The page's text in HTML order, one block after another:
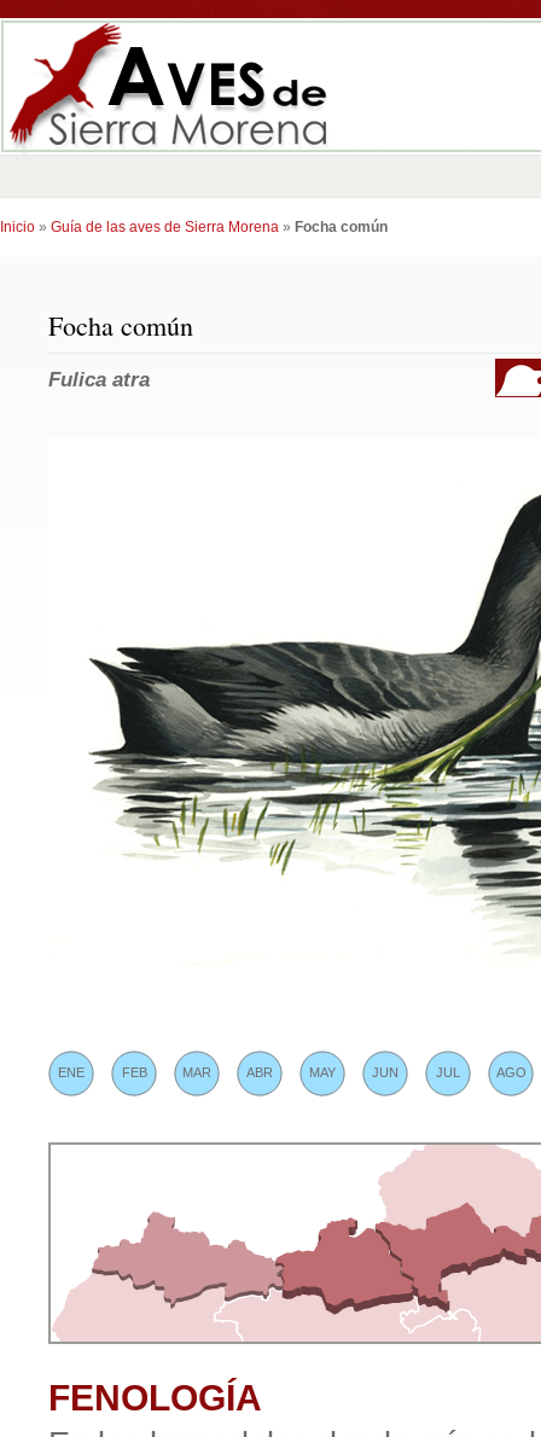
Inicio » Guía de las aves de Sierra Morena » Focha común
Focha común
Fulica atra
ENE FEB MAR ABR MAY JUN JUL AGO
FENOLOGÍA